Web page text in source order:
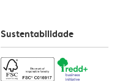
Sustentabilidade